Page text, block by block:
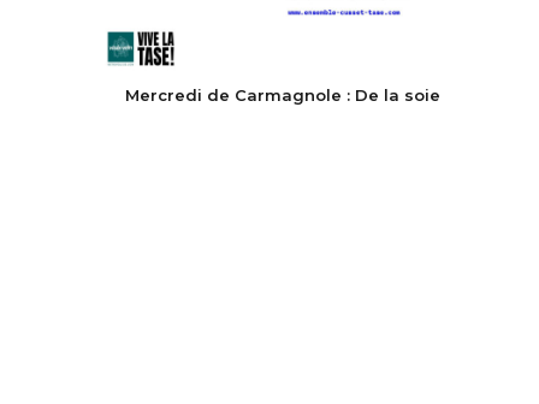
Mercredi de Carmagnole : De la soie